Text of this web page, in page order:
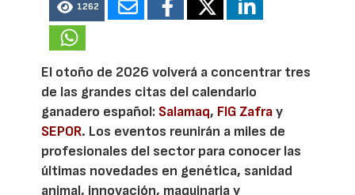
1262
El otoño de 2026 volverá a concentrar tres
de las grandes citas del calendario
ganadero español: Salamaq, FIG Zafray
SEPOR. Los eventos reunirán a miles de
profesionales del sector para conocer las
últimas novedades en genética, sanidad
animal, innovación, maquinaria y